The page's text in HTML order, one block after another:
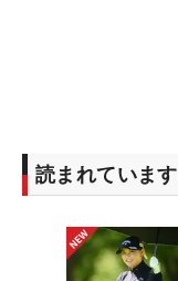
読まれています